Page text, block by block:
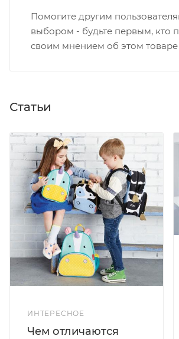
Помогите другим
выбором - будьте первым, кто
своим мнением об этом товаре
Статьи
ИНТЕРЕСНОЕ
Чем отличаются